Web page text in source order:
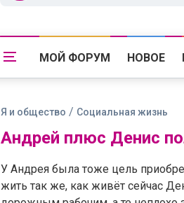
МОЙ ФОРУМ НОВОЕ
Я и общество / Социальная жизнь
Андрей плюс Денис
У Андрея была тоже цель
жить так же, как живёт сейчас